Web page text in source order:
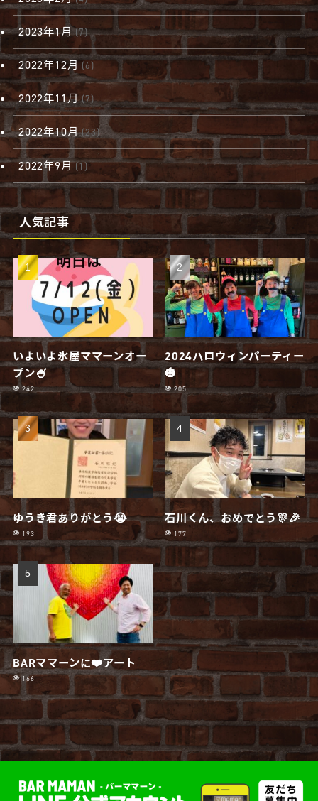
2023年1月 (7)
2022年12月 (6)
2022年11月(7)
2022年10月(23)
2022年9月(1)
人気記事
いよいよ氷屋ママーンオー
プン🍧
242
2024ハロウィンパーティー
🎃
205
ゆうき君ありがとう😭
193
石川くん、おめでとう🎊🎉
177
BARママーンに❤️アート
166